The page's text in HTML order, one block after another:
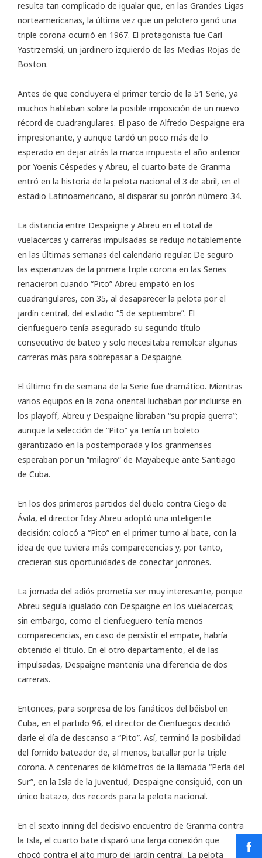
resulta tan complicado de igualar que, en las Grandes Ligas
norteamericanas, la última vez que un pelotero ganó una
triple corona ocurrió en 1967. El protagonista fue Carl
Yastrzemski, un jardinero izquierdo de las Medias Rojas de
Boston.
Antes de que concluyera el primer tercio de la 51 Serie, ya
muchos hablaban sobre la posible imposición de un nuevo
récord de cuadrangulares. El paso de Alfredo Despaigne era
impresionante, y aunque tardó un poco más de lo
esperado en dejar atrás la marca impuesta el año anterior
por Yoenis Céspedes y Abreu, el cuarto bate de Granma
entró en la historia de la pelota nacional el 3 de abril, en el
estadio Latinoamericano, al disparar su jonrón número 34.
La distancia entre Despaigne y Abreu en el total de
vuelacercas y carreras impulsadas se redujo notablemente
en las últimas semanas del calendario regular. De seguro
las esperanzas de la primera triple corona en las Series
renacieron cuando “Pito” Abreu empató en los
cuadrangulares, con 35, al desaparecer la pelota por el
jardín central, del estadio “5 de septiembre”. El
cienfueguero tenía asegurado su segundo título
consecutivo de bateo y solo necesitaba remolcar algunas
carreras más para sobrepasar a Despaigne.
El último fin de semana de la Serie fue dramático. Mientras
varios equipos en la zona oriental luchaban por incluirse en
los playoff, Abreu y Despaigne libraban “su propia guerra”;
aunque la selección de “Pito” ya tenía un boleto
garantizado en la postemporada y los granmenses
esperaban por un “milagro” de Mayabeque ante Santiago
de Cuba.
En los dos primeros partidos del duelo contra Ciego de
Ávila, el director Iday Abreu adoptó una inteligente
decisión: colocó a “Pito” en el primer turno al bate, con la
idea de que tuviera más comparecencias y, por tanto,
crecieran sus oportunidades de conectar jonrones.
La jornada del adiós prometía ser muy interesante, porque
Abreu seguía igualado con Despaigne en los vuelacercas;
sin embargo, como el cienfueguero tenía menos
comparecencias, en caso de persistir el empate, habría
obtenido el título. En el otro departamento, el de las
impulsadas, Despaigne mantenía una diferencia de dos
carreras.
Entonces, para sorpresa de los fanáticos del béisbol en
Cuba, en el partido 96, el director de Cienfuegos decidió
darle el día de descanso a “Pito”. Así, terminó la posibilidad
del fornido bateador de, al menos, batallar por la triple
corona. A centenares de kilómetros de la llamada “Perla del
Sur”, en la Isla de la Juventud, Despaigne consiguió, con un
único batazo, dos records para la pelota nacional.
En el sexto inning del decisivo encuentro de Granma contra
la Isla, el cuarto bate disparó una larga conexión que
chocó contra el alto muro del jardín central. La pelota